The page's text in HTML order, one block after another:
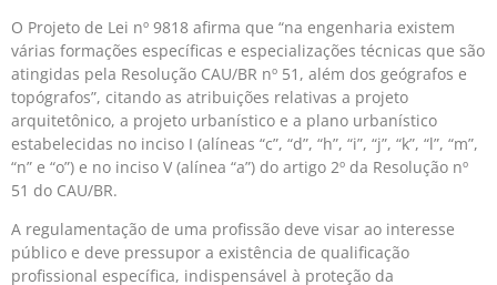
O Projeto de Lei nº 9818 afirma que “na engenharia existem
várias formações específicas e especializações técnicas que são
atingidas pela Resolução CAU/BR nº 51, além dos geógrafos e
topógrafos”, citando as atribuições relativas a projeto
arquitetônico, a projeto urbanístico e a plano urbanístico
estabelecidas no inciso I (alíneas “c”, “d”, “h”, “i”, “j”, “k”, “l”, “m”,
“n” e “o”) e no inciso V (alínea “a”) do artigo 2º da Resolução nº
51 do CAU/BR.
A regulamentação de uma profissão deve visar ao interesse
público e deve pressupor a existência de qualificação
profissional específica, indispensável à proteção da